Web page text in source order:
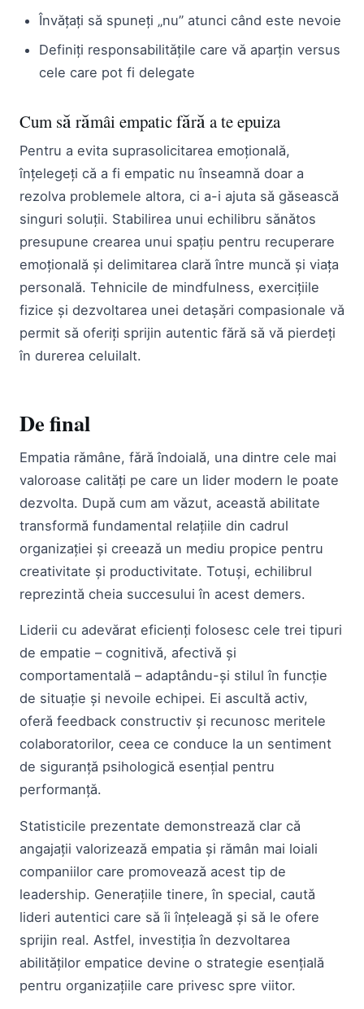
Învățați să spuneți „nu” atunci când este nevoie
Definiți responsabilitățile care vă aparțin versus
cele care pot fi delegate
Cum să rămâi empatic fără a te epuiza
Pentru a evita suprasolicitarea emoțională,
înțelegeți că a fi empatic nu înseamnă doar a
rezolva problemele altora, ci a-i ajuta să găsească
singuri soluții. Stabilirea unui echilibru sănătos
presupune crearea unui spațiu pentru recuperare
emoțională și delimitarea clară între muncă și viața
personală. Tehnicile de mindfulness, exercițiile
fizice și dezvoltarea unei detașări compasionale vă
permit să oferiți sprijin autentic fără să vă pierdeți
în durerea celuilalt.
De final
Empatia rămâne, fără îndoială, una dintre cele mai
valoroase calități pe care un lider modern le poate
dezvolta. După cum am văzut, această abilitate
transformă fundamental relațiile din cadrul
organizației și creează un mediu propice pentru
creativitate și productivitate. Totuși, echilibrul
reprezintă cheia succesului în acest demers.
Liderii cu adevărat eficienți folosesc cele trei tipuri
de empatie – cognitivă, afectivă și
comportamentală – adaptându-și stilul în funcție
de situație și nevoile echipei. Ei ascultă activ,
oferă feedback constructiv și recunosc meritele
colaboratorilor, ceea ce conduce la un sentiment
de siguranță psihologică esențial pentru
performanță.
Statisticile prezentate demonstrează clar că
angajații valorizează empatia și rămân mai loiali
companiilor care promovează acest tip de
leadership. Generațiile tinere, în special, caută
lideri autentici care să îi înțeleagă și să le ofere
sprijin real. Astfel, investiția în dezvoltarea
abilităților empatice devine o strategie esențială
pentru organizațiile care privesc spre viitor.